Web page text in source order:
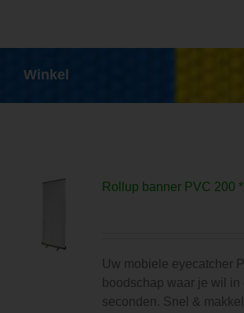
inhoud
Winkel
Rollup banner PVC 200
Uw mobiele eyecatcher
boodschap waar je wil in
seconden. Snel &